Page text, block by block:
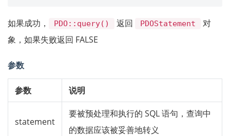
如果成功， PDO::query() 返回 PDOStatement
对
象，如果失败返回 FALSE
参数
参数 说明
statement
要被预处理和执行的 SQL 语句，查询中
的数据应该被妥善地转义